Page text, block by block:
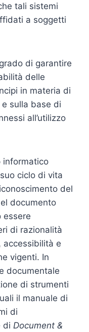
tali sistemi
a soggetti
di garantire
delle
in materia di
sulla base di
all’utilizzo
informatico
ciclo di vita
del
documento
essere
di razionalità
accessibilità e
vigenti. In
documentale
di strumenti
il manuale di
di
di Document &